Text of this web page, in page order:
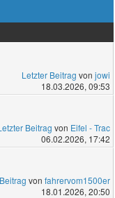
Letzter Beitrag von jowi
18.03.2026, 09:53
Beitrag von Eifel - Trac
06.02.2026, 17:42
von fahrervom1500er
18.01.2026, 20:50